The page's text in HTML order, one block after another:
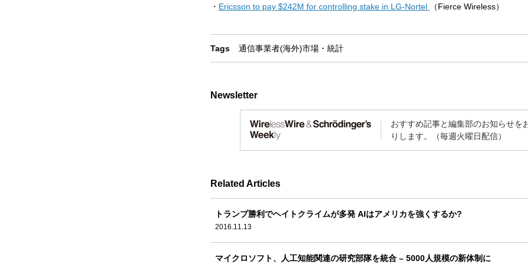
・ Ericsson to pay $242M for controlling stake in LG-Nortel （Fierce Wireless）
Tags 通信事業者(海外)市場・統計
Newsletter
おすすめ記事と編集部のお知らせを
りします。（毎週火曜日配信）
Related Articles
トランプ勝利でヘイトクライムが多発 AIはアメリカを強くするか?
2016.11.13
マイクロソフト、人工知能関連の研究部隊を統合 – 5000人規模の新体制に